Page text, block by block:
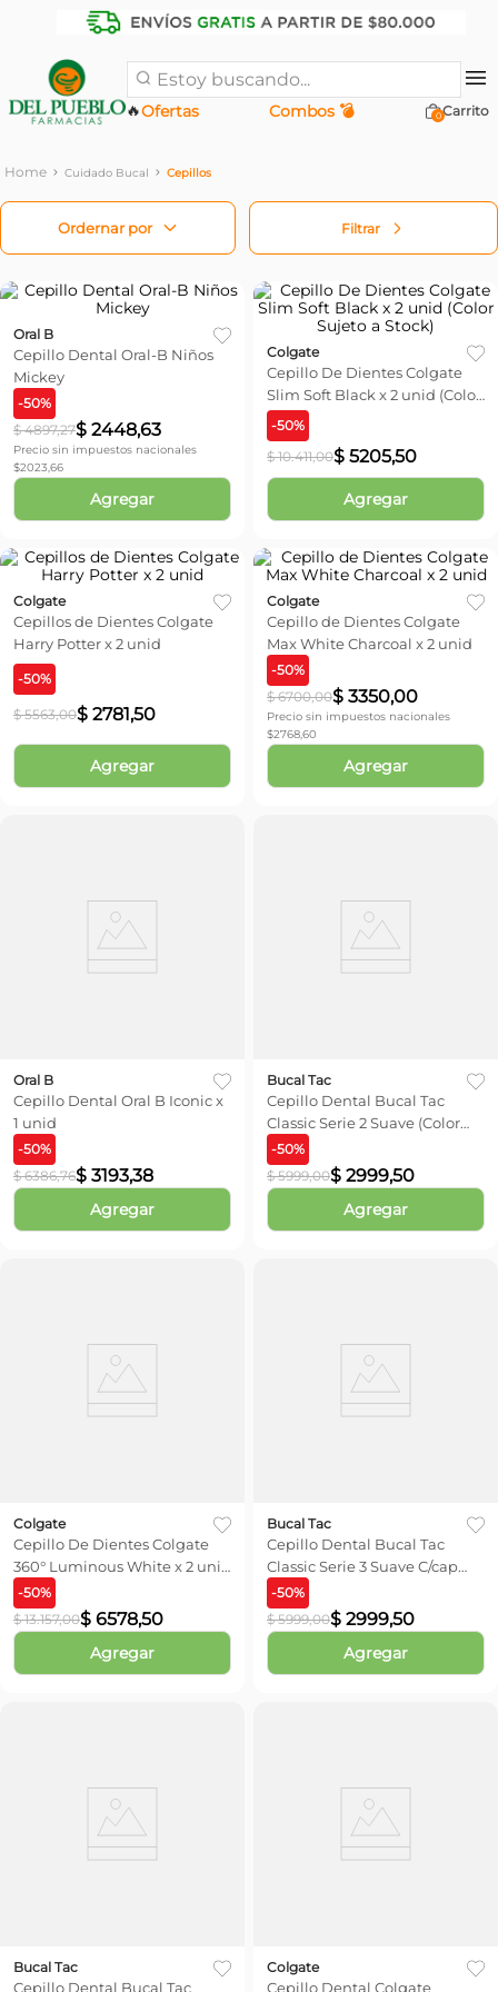
Estoy buscando...
Ofertas
🔥 Combos 💣 0
Cuidado Bucal Cepillos
Filtrar
Oral B
Cepillo Dental Oral-B Niños
Mickey
-50%
$ 4897,27$ 2448,63
Precio sin impuestos nacionales
$2023,66
Agregar
Colgate
Cepillo De Dientes Colgate
Slim Soft Black x 2 unid (Color
Sujeto a Stock)
-50%
$ 10.411,00$ 5205,50
Agregar
Colgate
Cepillos de Dientes Colgate
Harry Potter x 2 unid
-50%
$ 5563,00$ 2781,50
Agregar
Colgate
Cepillo de Dientes Colgate
Max White Charcoal x 2 unid
-50%
$ 6700,00$ 3350,00
Precio sin impuestos nacionales
$2768,60
Agregar
Oral B
Cepillo Dental Oral B Iconic x
1 unid
-50%
$ 6386,76$ 3193,38
Agregar
Bucal Tac
Cepillo Dental Bucal Tac
Classic Serie 2 Suave (Color
Sujeto a Stock)
-50%
$ 5999,00$ 2999,50
Agregar
Colgate
Cepillo De Dientes Colgate
360° Luminous White x 2 unid
(Color Sujeto a Stock)
-50%
$ 13.157,00$ 6578,50
Agregar
Bucal Tac
Cepillo Dental Bucal Tac
Classic Serie 3 Suave C/cap
(Color Sujeto a Stock)
-50%
$ 5999,00$ 2999,50
Agregar
Bucal Tac
Cepillo Dental Bucal Tac
Colgate
Cepillo Dental Colgate